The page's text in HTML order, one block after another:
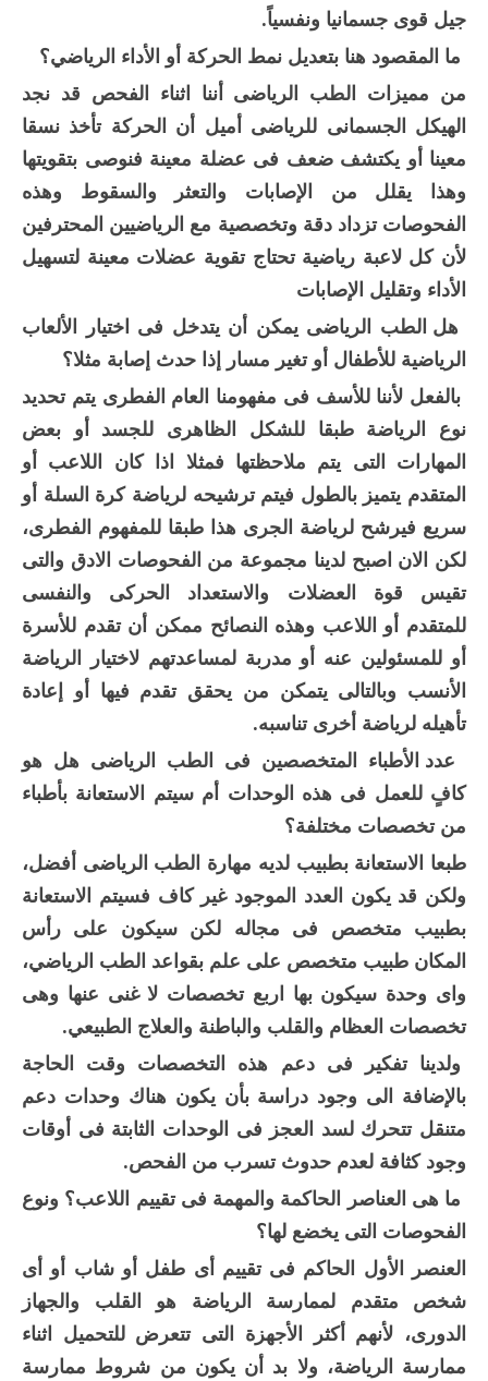
جيل قوى جسمانيا ونفسياً.
ما المقصود هنا بتعديل نمط الحركة أو الأداء الرياضي؟
من مميزات الطب الرياضى أننا اثناء الفحص قد نجد
الهيكل الجسمانى للرياضى أميل أن الحركة تأخذ نسقا
معينا أو يكتشف ضعف فى عضلة معينة فنوصى بتقويتها
وهذا يقلل من الإصابات والتعثر والسقوط وهذه
الفحوصات تزداد دقة وتخصصية مع الرياضيين المحترفين
لأن كل لاعبة رياضية تحتاج تقوية عضلات معينة لتسهيل
الأداء وتقليل الإصابات
هل الطب الرياضى يمكن أن يتدخل فى اختيار الألعاب
الرياضية للأطفال أو تغير مسار إذا حدث إصابة مثلا؟
بالفعل لأننا للأسف فى مفهومنا العام الفطرى يتم تحديد
نوع الرياضة طبقا للشكل الظاهرى للجسد أو بعض
المهارات التى يتم ملاحظتها فمثلا اذا كان اللاعب أو
المتقدم يتميز بالطول فيتم ترشيحه لرياضة كرة السلة أو
سريع فيرشح لرياضة الجرى هذا طبقا للمفهوم الفطرى،
لكن الان اصبح لدينا مجموعة من الفحوصات الادق والتى
تقيس قوة العضلات والاستعداد الحركى والنفسى
للمتقدم أو اللاعب وهذه النصائح ممكن أن تقدم للأسرة
أو للمسئولين عنه أو مدربة لمساعدتهم لاختيار الرياضة
الأنسب وبالتالى يتمكن من يحقق تقدم فيها أو إعادة
تأهيله لرياضة أخرى تناسبه.
عدد الأطباء المتخصصين فى الطب الرياضى هل هو
كافٍ للعمل فى هذه الوحدات أم سيتم الاستعانة بأطباء
من تخصصات مختلفة؟
طبعا الاستعانة بطبيب لديه مهارة الطب الرياضى أفضل،
ولكن قد يكون العدد الموجود غير كاف فسيتم الاستعانة
بطبيب متخصص فى مجاله لكن سيكون على رأس
المكان طبيب متخصص على علم بقواعد الطب الرياضي،
واى وحدة سيكون بها اربع تخصصات لا غنى عنها وهى
تخصصات العظام والقلب والباطنة والعلاج الطبيعي.
ولدينا تفكير فى دعم هذه التخصصات وقت الحاجة
بالإضافة الى وجود دراسة بأن يكون هناك وحدات دعم
متنقل تتحرك لسد العجز فى الوحدات الثابتة فى أوقات
وجود كثافة لعدم حدوث تسرب من الفحص.
ما هى العناصر الحاكمة والمهمة فى تقييم اللاعب؟ ونوع
الفحوصات التى يخضع لها؟
العنصر الأول الحاكم فى تقييم أى طفل أو شاب أو أى
شخص متقدم لممارسة الرياضة هو القلب والجهاز
الدورى، لأنهم أكثر الأجهزة التى تتعرض للتحميل اثناء
ممارسة الرياضة، ولا بد أن يكون من شروط ممارسة